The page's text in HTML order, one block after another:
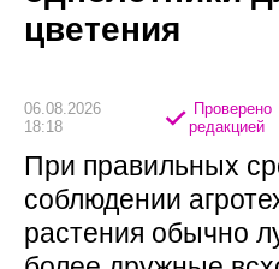
цветения
06.08.2026
18:18
Проверено
редакцией
При правильных
соблюдении
растения обычно